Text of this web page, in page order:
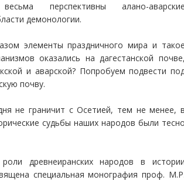
перспективны алано-
демонологии.
элементы праздничного мира и
оказались на дагестанской
и аварской? Попробуем подвести
почву.
не граничит с Осетией, тем не менее,
судьбы наших народов были
роли древнеиранских народов в
специальная монография проф.